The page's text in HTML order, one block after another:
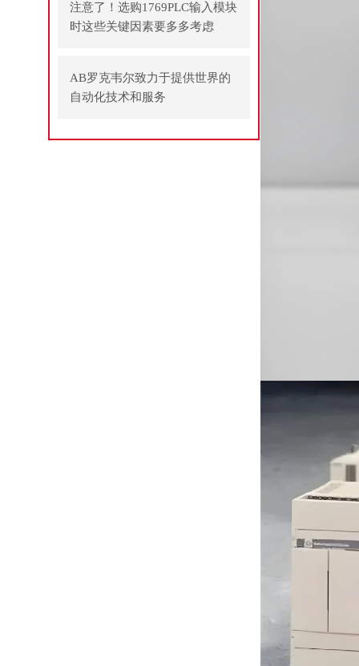
注意了！选购1769PLC输入模块
时这些关键因素要多多考虑
AB罗克韦尔致力于提供世界的
自动化技术和服务